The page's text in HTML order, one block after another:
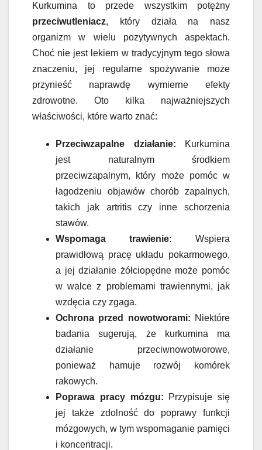
Kurkumina to przede wszystkim potężny
przeciwutleniacz, który działa na nasz
organizm w wielu pozytywnych aspektach.
Choć nie jest lekiem w tradycyjnym tego słowa
znaczeniu, jej regularne spożywanie może
przynieść naprawdę wymierne efekty
zdrowotne. Oto kilka najważniejszych
właściwości, które warto znać:
Przeciwzapalne działanie: Kurkumina
jest naturalnym środkiem
przeciwzapalnym, który może pomóc w
łagodzeniu objawów chorób zapalnych,
takich jak artritis czy inne schorzenia
stawów.
Wspomaga trawienie: Wspiera
prawidłową pracę układu pokarmowego,
a jej działanie żółciopędne może pomóc
w walce z problemami trawiennymi, jak
wzdęcia czy zgaga.
Ochrona przed nowotworami: Niektóre
badania sugerują, że kurkumina ma
działanie przeciwnowotworowe,
ponieważ hamuje rozwój komórek
rakowych.
Poprawa pracy mózgu: Przypisuje się
jej także zdolność do poprawy funkcji
mózgowych, w tym wspomaganie pamięci
i koncentracji.